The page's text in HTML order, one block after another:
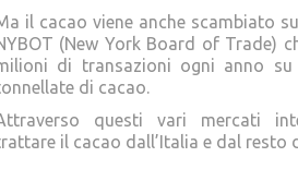
il cacao viene anche scambiato
(New York Board of Trade)
di transazioni ogni anno
di cacao.
questi vari mercati
il cacao dall’Italia e dal resto